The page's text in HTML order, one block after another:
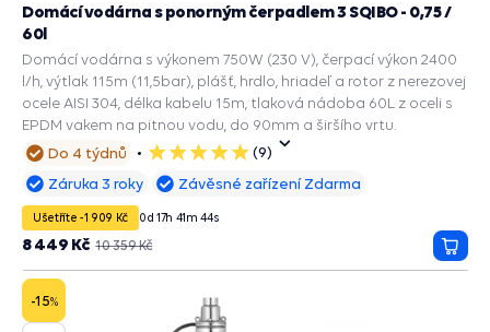
Do 4 týdnů
5
hvězdiček
(9)
Domácí vodárna s ponorným čerpadlem 3 SQIBO - 0,75 /
60l
Domácí vodárna s výkonem 750W (230 V), čerpací výkon 2400
l/h, výtlak 115m (11,5bar), plášť, hrdlo, hriadeľ a rotor z nerezovej
ocele AISI 304, délka kabelu 15m, tlaková nádoba 60L z oceli s
EPDM vakem na pitnou vodu, do 90mm a širšího vrtu.
Záruka 3 roky Závěsné zařízení Zdarma
Ušetříte -1 909 Kč 0d 17h 41m 43s
10 359 Kč
8 449 Kč
do
-15%